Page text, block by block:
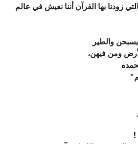
زودنا بها القرآنأننا نعيش في عالم
والطير
ومن فيهن،
!